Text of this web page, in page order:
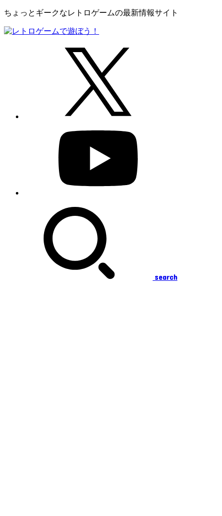
ちょっとギークなレトロゲームの最新情報サイト
search